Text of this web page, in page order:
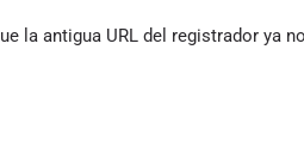
la antigua URL del registrador ya